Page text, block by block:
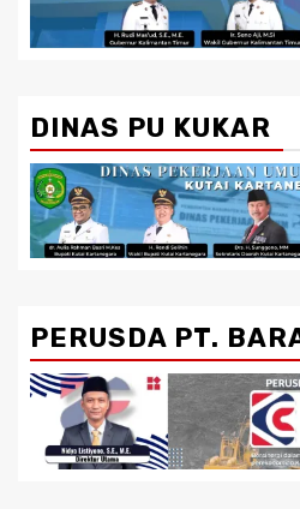
DINAS PU KUKAR
PERUSDA PT.